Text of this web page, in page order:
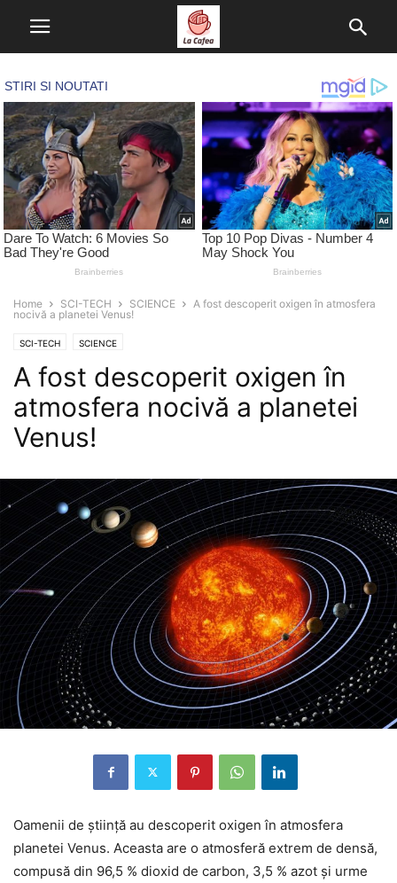
Home SCI-TECH SCIENCE
A fost descoperit oxigen în atmosfera
nocivă a planetei Venus!
SCI-TECH SCIENCE
A fost descoperit oxigen în
atmosfera nocivă a planetei
Venus!
Oamenii de știință au descoperit oxigen în atmosfera
planetei Venus. Aceasta are o atmosferă extrem de densă,
compusă din 96,5 % dioxid de carbon, 3,5 % azot și urme